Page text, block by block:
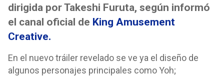
dirigida por Takeshi Furuta, según informó
el canal oficial de King Amusement
Creative.
En el nuevo tráiler revelado se ve ya el diseño de
algunos personajes principales como Yoh;